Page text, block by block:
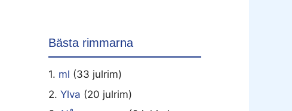
Bästa rimmarna
1. ml (33 julrim)
2. Ylva (20 julrim)